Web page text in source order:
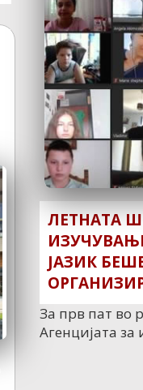
ЛЕТНАТА
ЈАЗИК
За прв пат во
Агенцијата